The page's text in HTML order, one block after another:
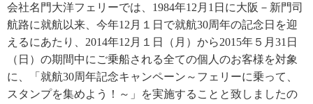
会社名門大洋フェリーでは、1984年12月1日に大阪－新門司
航路に就航以来、今年12月１日で就航30周年の記念日を迎
えるにあたり、2014年12月１日（月）から2015年５月31日
（日）の期間中にご乗船される全ての個人のお客様を対象
に、「就航30周年記念キャンペーン～フェリーに乗って、
スタンプを集めよう！～」を実施することと致しましたの